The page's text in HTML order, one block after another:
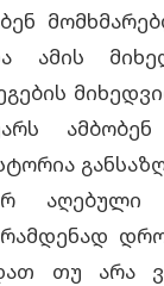
ამის
ამბობენ
აღებული
რამდენად
თუ არა